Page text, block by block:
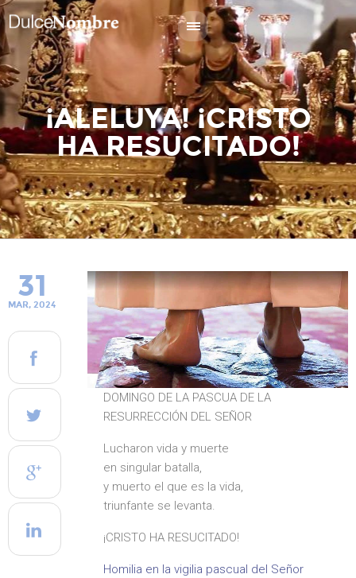
¡ALELUYA! ¡CRISTO
HA RESUCITADO!
31
MAR, 2024
DOMINGO DE LA PASCUA DE LA
RESURRECCIÓN DEL SEÑOR
Lucharon vida y muerte
en singular batalla,
y muerto el que es la vida,
triunfante se levanta.
¡CRISTO HA RESUCITADO!
Homilia en la vigilia pascual del Señor